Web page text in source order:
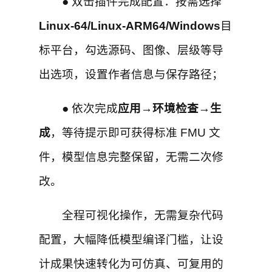
Linux-64/Linux-ARM64/Windows 目
标平台，勾选源码、图像、层级等导
出选项，设置作者信息与保存路径；
● 依次完成应用→环境检查→生
成，等待提示即可获得标准 FMU 文
件，模型信息完整保留，无需二次修
改。
全程可视化操作，无需复杂代码
配置，大幅降低模型编译门槛，让设
计成果快速转化为可仿真、可复用的